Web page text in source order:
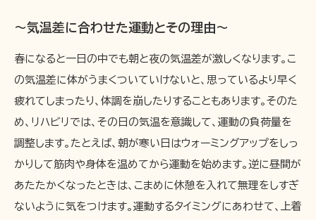
〜気温差に合わせた運動とその理由〜
春になると一日の中でも朝と夜の気温差が激しくなります。こ
の気温差に体がうまくついていけないと、思っているより早く
疲れてしまったり、体調を崩したりすることもあります。そのた
め、リハビリでは、その日の気温を意識して、運動の負荷量を
調整します。たとえば、朝が寒い日はウォーミングアップをしっ
かりして筋肉や身体を温めてから運動を始めます。逆に昼間が
あたたかくなったときは、こまめに休憩を入れて無理をしすぎ
ないように気をつけます。運動するタイミングにあわせて、上着